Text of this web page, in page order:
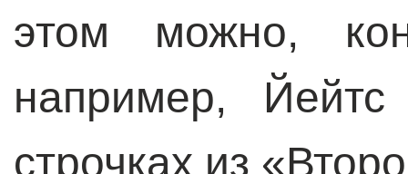
этом можно,
например,
строчках из